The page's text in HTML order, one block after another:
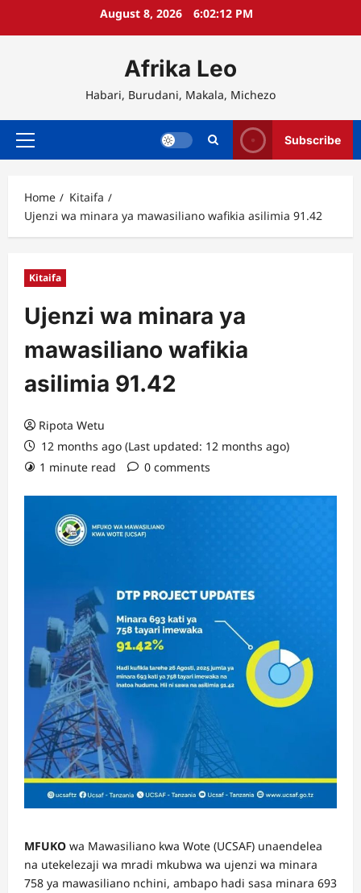
August 8, 2026 6:02:12 PM
Afrika Leo
Habari, Burudani, Makala, Michezo
Primary
Subscribe
Home
Kitaifa
Ujenzi wa minara ya mawasiliano wafikia asilimia 91.42
Kitaifa
Ujenzi wa minara ya
mawasiliano wafikia
asilimia 91.42
Ripota Wetu
12 months ago (Last updated: 12 months ago)
1 minute read
0 comments
MFUKO wa Mawasiliano kwa Wote (UCSAF) unaendelea
na utekelezaji wa mradi mkubwa wa ujenzi wa minara
758 ya mawasiliano nchini, ambapo hadi sasa minara 693